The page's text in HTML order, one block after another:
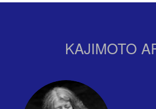
KAJIMOTO